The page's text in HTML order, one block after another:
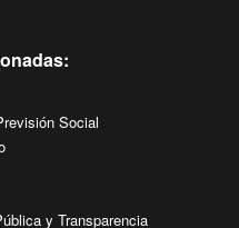
Social
y Transparencia